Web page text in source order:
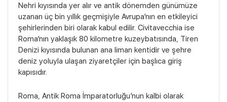
Nehri kıyısında yer alır ve antik dönemden günümüze
uzanan üç bin yıllık geçmişiyle Avrupa’nın en etkileyici
şehirlerinden biri olarak kabul edilir. Civitavecchia ise
Roma’nın yaklaşık 80 kilometre kuzeybatısında, Tiren
Denizi kıyısında bulunan ana liman kentidir ve şehre
deniz yoluyla ulaşan ziyaretçiler için başlıca giriş
kapısıdır.
Roma, Antik Roma İmparatorluğu’nun kalbi olarak